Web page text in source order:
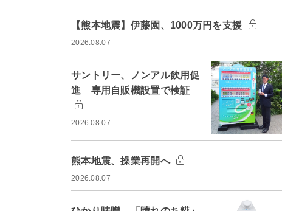
【熊本地震】伊藤園、1000万円を支援
2026.08.07
サントリー、ノンアル飲用促
進 専用自販機設置で検証
2026.08.07
熊本地震、操業再開へ
2026.08.07